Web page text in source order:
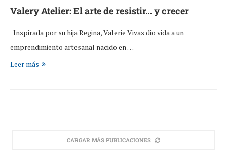
Valery Atelier: El arte de resistir… y crecer
Inspirada por su hija Regina, Valerie Vivas dio vida a un
emprendimiento artesanal nacido en …
Leer más
CARGAR MÁS PUBLICACIONES